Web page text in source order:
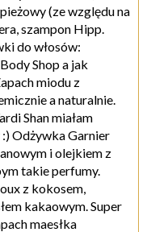
(ze względu na
szampon Hipp.
do włosów:
Shop a jak
miodu z
a naturalnie.
Shan miałam
:) Odżywka Garnier
i olejkiem z
takie perfumy.
z kokosem,
kakaowym. Super
maesłka